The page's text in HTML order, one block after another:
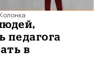
педагога
в